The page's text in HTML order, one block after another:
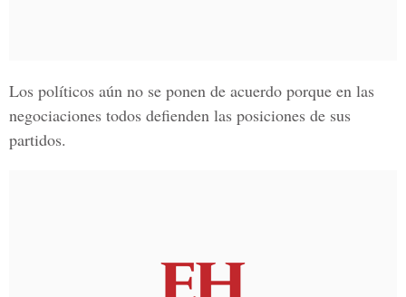
Los políticos aún no se ponen de acuerdo porque en las
negociaciones todos defienden las posiciones de sus
partidos.